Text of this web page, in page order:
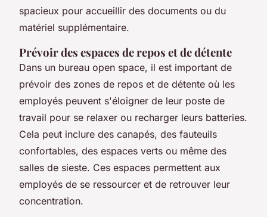
spacieux pour accueillir des documents ou du
matériel supplémentaire.
Prévoir des espaces de repos et de détente
Dans un bureau open space, il est important de
prévoir des zones de repos et de détente où les
employés peuvent s'éloigner de leur poste de
travail pour se relaxer ou recharger leurs batteries.
Cela peut inclure des canapés, des fauteuils
confortables, des espaces verts ou même des
salles de sieste. Ces espaces permettent aux
employés de se ressourcer et de retrouver leur
concentration.